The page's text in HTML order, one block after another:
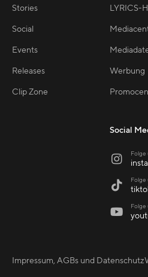
Stories
Social
Events
Releases
Clip Zone
LYRICS-
Werbung
Social
 Folge
 Folge
 Folge
Impressum, AGBs und Datenschutz